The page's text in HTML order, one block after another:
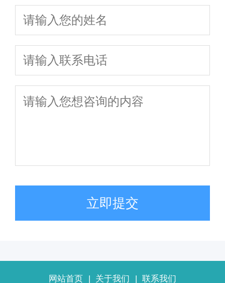
立即提交
网站首页 关于我们 联系我们